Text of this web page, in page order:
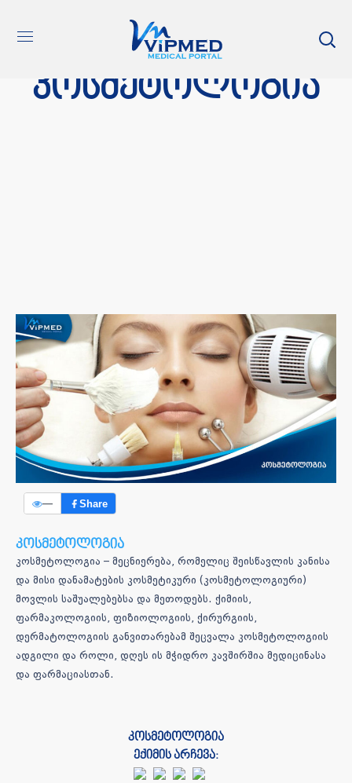
კოსმეტოლოგია
— Share
კოსმეტოლოგია
კოსმეტოლოგია – მეცნიერება, რომელიც შეისწავლის კანისა
და მისი დანამატების კოსმეტიკური (კოსმეტოლოგიური)
მოვლის საშუალებებსა და მეთოდებს. ქიმიის,
ფარმაკოლოგიის, ფიზიოლოგიის, ქირურგიის,
დერმატოლოგიის განვითარებამ შეცვალა კოსმეტოლოგიის
ადგილი და როლი, დღეს ის მჭიდრო კავშირშია მედიცინასა
და ფარმაციასთან.
კოსმეტოლოგია
ექიმის არჩევა: